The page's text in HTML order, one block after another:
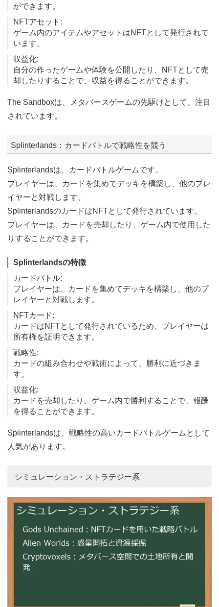
ができます。
NFTアセット:
ゲーム内のアイテムやアセットはNFTとして発行されて
います。
収益化:
自分の作ったゲームや体験を公開したり、NFTとして売
却したりすることで、収益を得ることができます。
The Sandboxは、メタバースゲームの先駆けとして、注目
されています。
Splinterlands：カードバトルで戦略性を競う
Splinterlandsは、カードバトルゲームです。
プレイヤーは、カードを集めてデッキを構築し、他のプレ
イヤーと対戦します。
SplinterlandsのカードはNFTとして発行されています。
プレイヤーは、カードを売却したり、ゲーム内で使用した
りすることができます。
Splinterlandsの特徴
カードバトル:
プレイヤーは、カードを集めてデッキを構築し、他のプ
レイヤーと対戦します。
NFTカード:
カードはNFTとして発行されているため、プレイヤーは
所有権を証明できます。
戦略性:
カードの組み合わせや戦術によって、勝利に近づきま
す。
収益化:
カードを売却したり、ゲーム内で勝利することで、報酬
を得ることができます。
Splinterlandsは、戦略性の高いカードバトルゲームとして
人気があります。
シミュレーション・ストラテジー系